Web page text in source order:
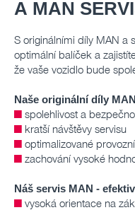
A MAN
S originálními díly MAN a
optimální balíček a
že vaše vozidlo bude
Naše originální díly
■ spolehlivost a
■ kratší návštěvy servisu
■ optimalizované
■ zachování vysoké
Náš servis MAN -
■ vysoká orientace na